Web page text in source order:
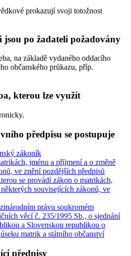
prokazují svoji totožnost
jsou po žadateli požadovány
na základě vydaného oddacího
občanského průkazu, příp.
kterou lze využít
předpisu se postupuje
zákoník
jménu a příjmení a o změně
ve znění pozdějších předpisů
se provádí zákon o matrikách,
souvisejících zákonů, ve
právu soukromém
věcí č. 235/1995 Sb., o sjednání
a Slovenskou republikou o
matrik a státního občanství
předpisy